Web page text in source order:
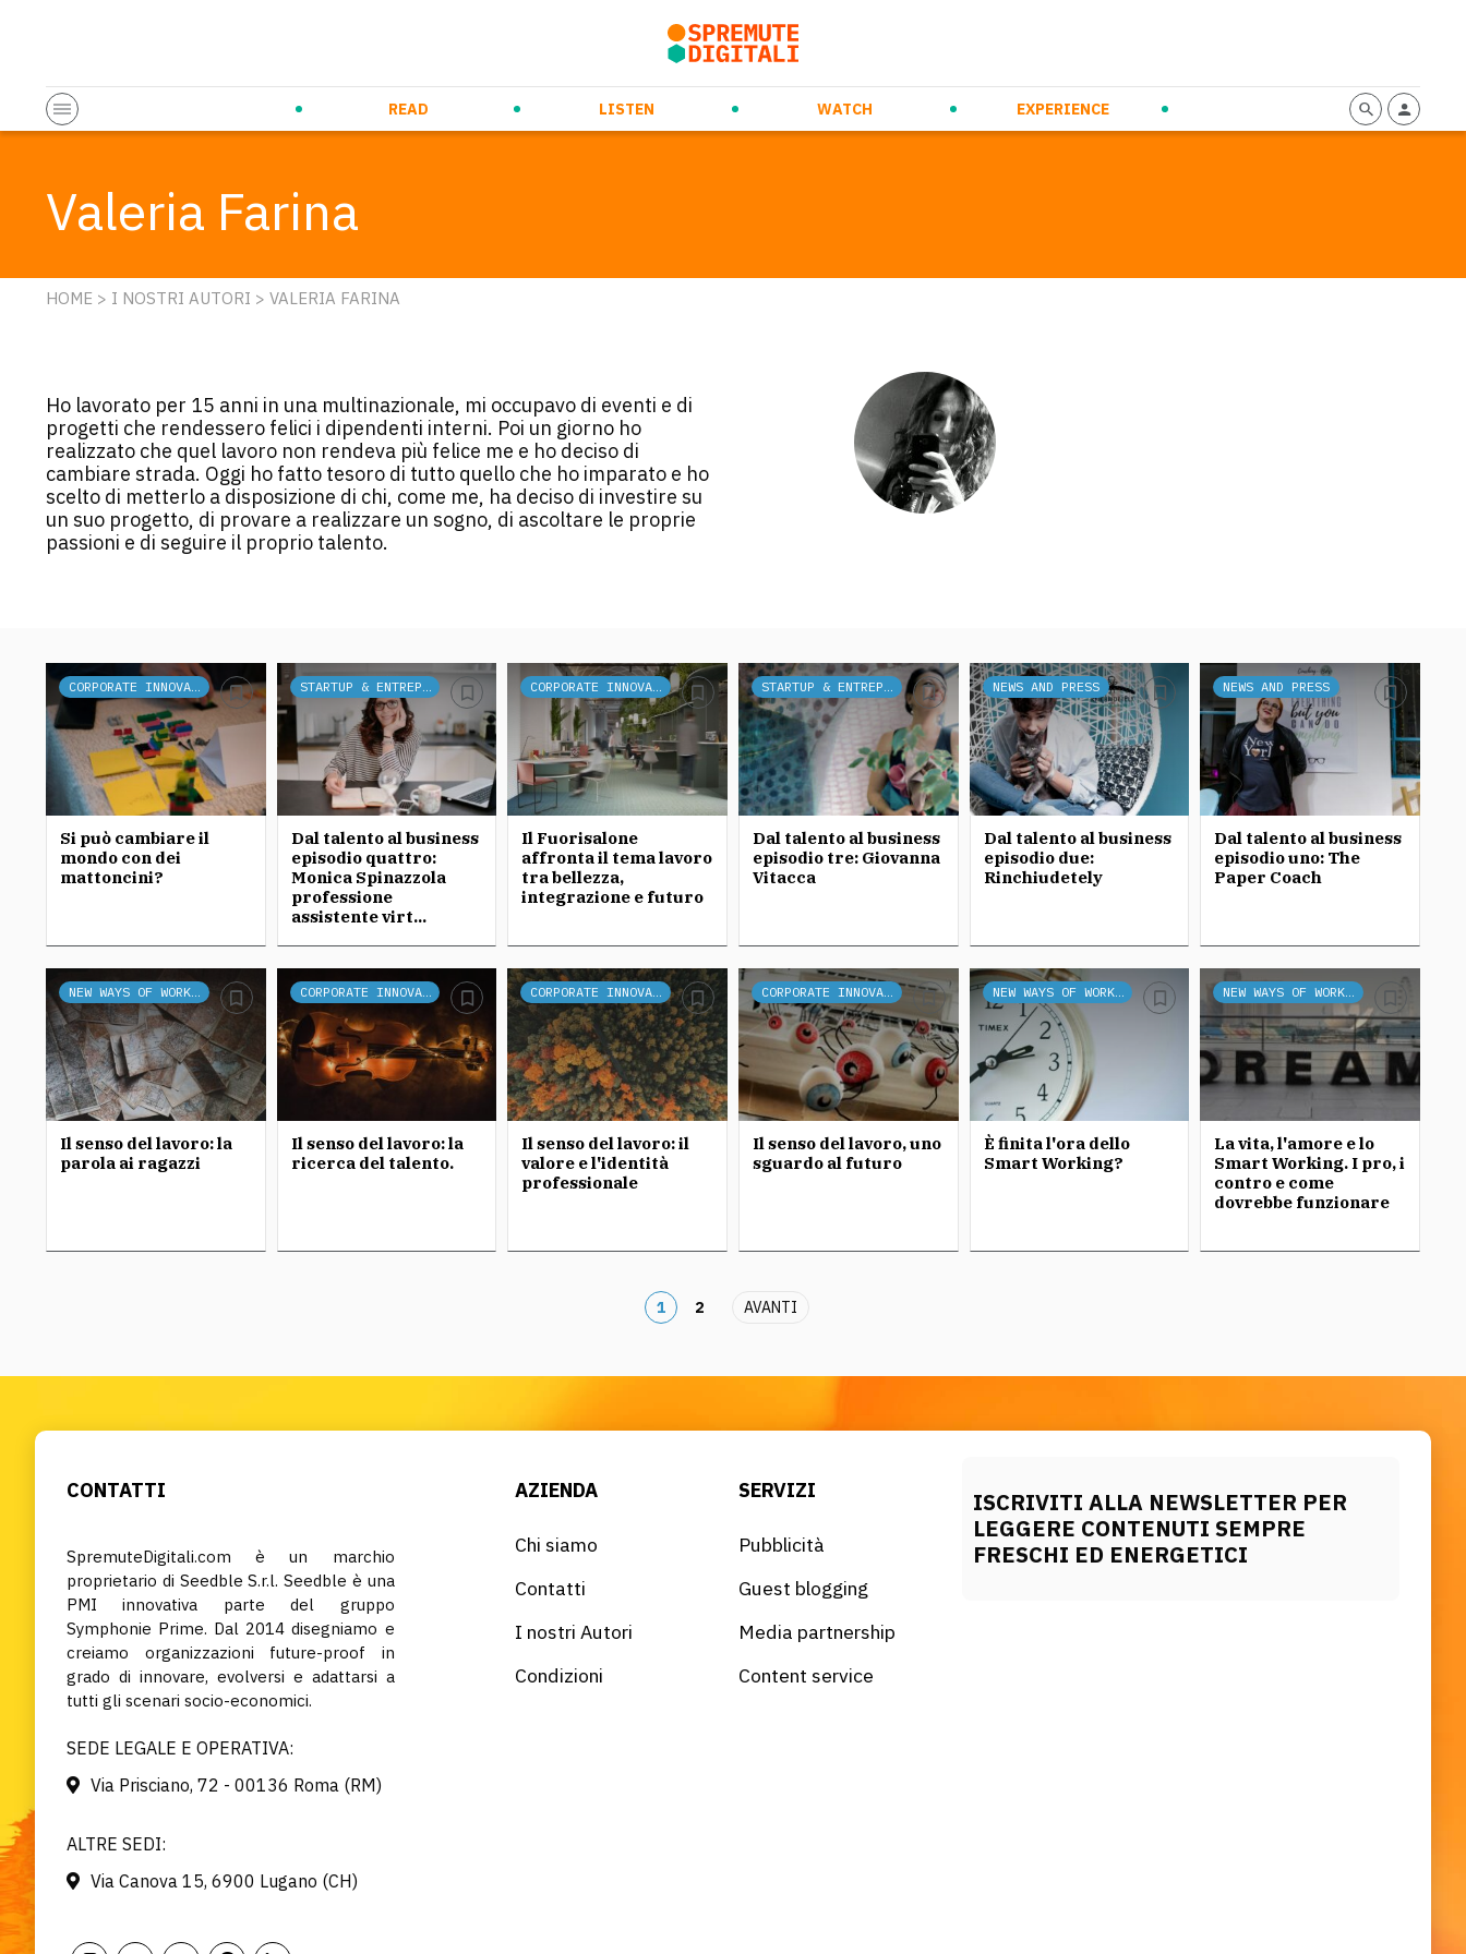
READ
Future Trends & Tech
LISTEN
Daily Orange Squeeze Audiospremute
WATCH
Videospremute
EXPERIENCE
Eventi passati
Valeria Farina
HOME > I NOSTRI AUTORI > VALERIA FARINA
Ho lavorato per 15 anni in una multinazionale, mi occupavo di eventi e di
progetti che rendessero felici i dipendenti interni. Poi un giorno ho
realizzato che quel lavoro non rendeva più felice me e ho deciso di
cambiare strada. Oggi ho fatto tesoro di tutto quello che ho imparato e ho
scelto di metterlo a disposizione di chi, come me, ha deciso di investire su
un suo progetto, di provare a realizzare un sogno, di ascoltare le proprie
passioni e di seguire il proprio talento.
CORPORATE INNOVATION
Si può cambiare il
mondo con dei
mattoncini?
STARTUP & ENTREPRENEURSHIP
Dal talento al business
episodio quattro:
Monica Spinazzola
professione
assistente virt...
CORPORATE INNOVATION
Il Fuorisalone
affronta il tema lavoro
tra bellezza,
integrazione e futuro
STARTUP & ENTREPRENEURSHIP
Dal talento al business
episodio tre: Giovanna
Vitacca
NEWS AND PRESS
Dal talento al business
episodio due:
Rinchiudetely
NEWS AND PRESS
Dal talento al business
episodio uno: The
Paper Coach
NEW WAYS OF WORKING
Il senso del lavoro: la
parola ai ragazzi
CORPORATE INNOVATION
Il senso del lavoro: la
ricerca del talento.
CORPORATE INNOVATION
Il senso del lavoro: il
valore e l'identità
professionale
CORPORATE INNOVATION
Il senso del lavoro, uno
sguardo al futuro
NEW WAYS OF WORKING
È finita l'ora dello
Smart Working?
NEW WAYS OF WORKING
La vita, l'amore e lo
Smart Working. I pro, i
contro e come
dovrebbe funzionare
1 2 AVANTI
CONTATTI
SpremuteDigitali.com è un marchio
proprietario di Seedble S.r.l. Seedble è una
PMI innovativa parte del gruppo
Symphonie Prime. Dal 2014 disegniamo e
creiamo organizzazioni future-proof in
grado di innovare, evolversi e adattarsi a
tutti gli scenari socio-economici.
SEDE LEGALE E OPERATIVA:
Via Prisciano, 72 - 00136 Roma (RM)
ALTRE SEDI:
Via Canova 15, 6900 Lugano (CH)
AZIENDA
Chi siamo
Contatti
I nostri Autori
Condizioni
SERVIZI
Pubblicità
Guest blogging
Media partnership
Content service
ISCRIVITI ALLA NEWSLETTER PER
LEGGERE CONTENUTI SEMPRE
FRESCHI ED ENERGETICI